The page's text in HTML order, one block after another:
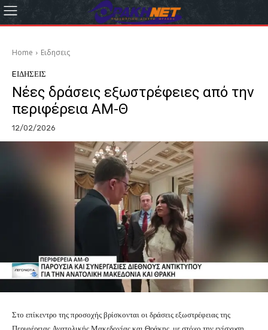
Home Eιδησεις
EΙΔΗΣΕΙΣ
Νέες δράσεις εξωστρέφειες από την
περιφέρεια ΑΜ-Θ
12/02/2026
Στο επίκεντρο της προσοχής βρίσκονται οι δράσεις εξωστρέφειας της